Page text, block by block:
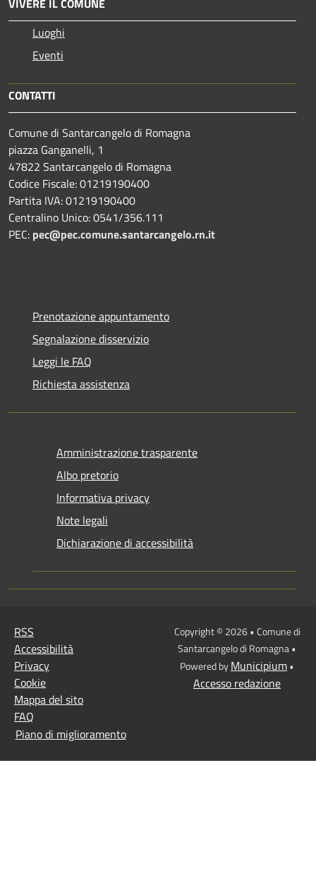
Luoghi
Eventi
CONTATTI
Comune di Santarcangelo di Romagna
piazza Ganganelli, 1
47822 Santarcangelo di Romagna
Codice Fiscale: 01219190400
Partita IVA: 01219190400
Centralino Unico: 0541/356.111
PEC: pec@pec.comune.santarcangelo.rn.it
Prenotazione appuntamento
Segnalazione disservizio
Leggi le FAQ
Richiesta assistenza
Amministrazione trasparente
Albo pretorio
Informativa privacy
Note legali
Dichiarazione di accessibilità
RSS
Accessibilità
Privacy
Cookie
Mappa del sito
FAQ
Piano di miglioramento
Copyright © 2026 • Comune di
Santarcangelo di Romagna •
Powered byMunicipium•
Accesso redazione